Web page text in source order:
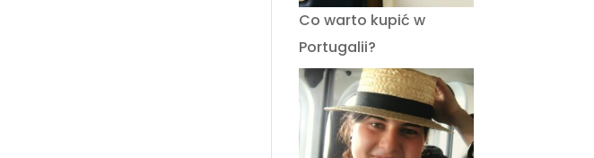
Co warto kupić w
Portugalii?